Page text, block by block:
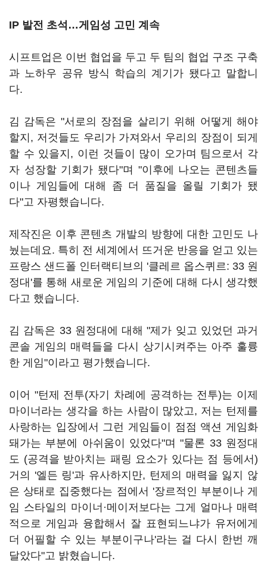
IP 발전 초석…게임성 고민 계속
시프트업은 이번 협업을 두고 두 팀의 협업 구조 구축
과 노하우 공유 방식 학습의 계기가 됐다고 말합니
다.
김 감독은 "서로의 장점을 살리기 위해 어떻게 해야
할지, 저것들도 우리가 가져와서 우리의 장점이 되게
할 수 있을지, 이런 것들이 많이 오가며 팀으로서 각
자 성장할 기회가 됐다"며 "이후에 나오는 콘텐츠들
이나 게임들에 대해 좀 더 품질을 올릴 기회가 됐
다"고 자평했습니다.
제작진은 이후 콘텐츠 개발의 방향에 대한 고민도 나
눴는데요. 특히 전 세계에서 뜨거운 반응을 얻고 있는
프랑스 샌드폴 인터랙티브의 '클레르 옵스퀴르: 33 원
정대'를 통해 새로운 게임의 기준에 대해 다시 생각했
다고 했습니다.
김 감독은 33 원정대에 대해 "제가 잊고 있었던 과거
콘솔 게임의 매력들을 다시 상기시켜주는 아주 훌륭
한 게임"이라고 평가했습니다.
이어 "턴제 전투(자기 차례에 공격하는 전투)는 이제
마이너라는 생각을 하는 사람이 많았고, 저는 턴제를
사랑하는 입장에서 그런 게임들이 점점 액션 게임화
돼가는 부분에 아쉬움이 있었다"며 "물론 33 원정대
도 (공격을 받아치는 패링 요소가 있다는 점 등에서)
거의 '엘든 링'과 유사하지만, 턴제의 매력을 잃지 않
은 상태로 집중했다는 점에서 '장르적인 부분이나 게
임 스타일의 마이너·메이저보다는 그게 얼마나 매력
적으로 게임과 융합해서 잘 표현되느냐가 유저에게
더 어필할 수 있는 부분이구나'라는 걸 다시 한번 깨
달았다"고 밝혔습니다.